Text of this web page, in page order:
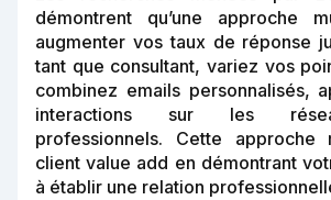
démontrent qu’une approche
augmenter vos taux de réponse
tant que consultant, variez vos
combinez emails personnalisés,
interactions sur les
professionnels. Cette approche
client value add en démontrant
à établir une relation